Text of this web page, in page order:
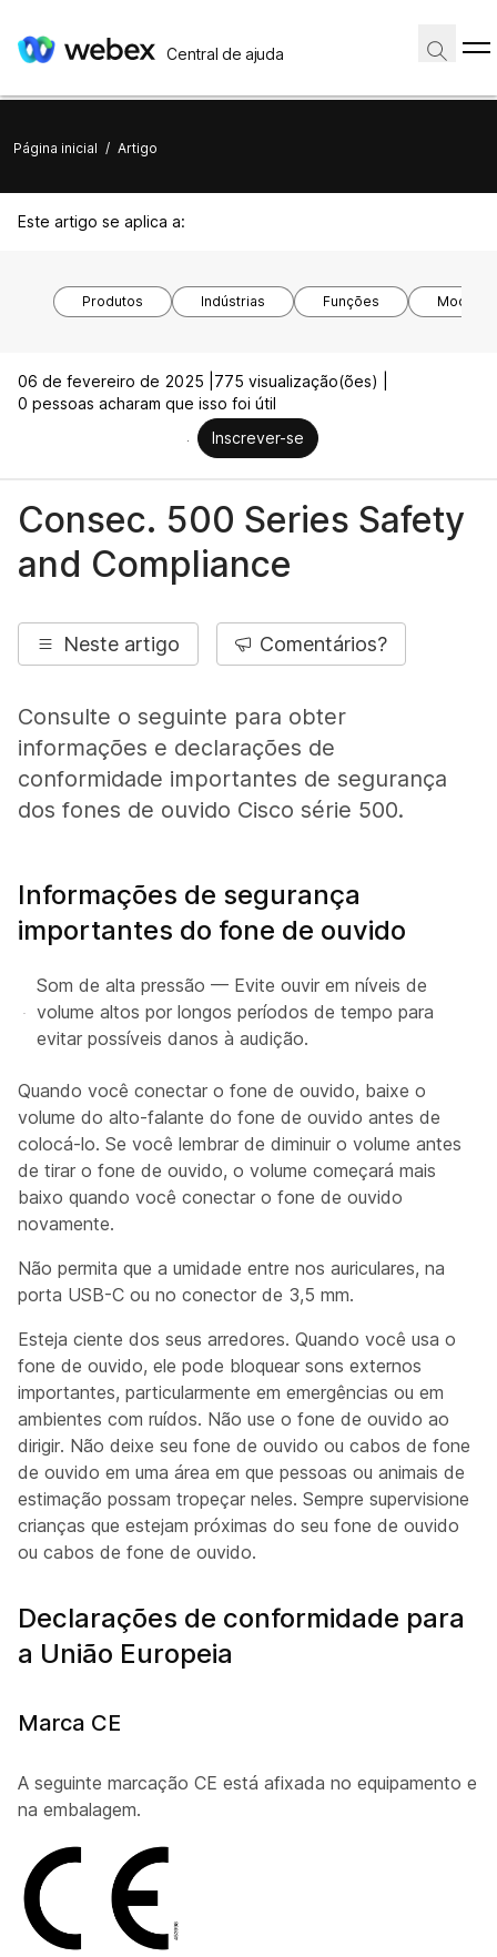
Central de ajuda
Página inicial / Artigo
Este artigo se aplica a:
Produtos Indústrias Funções
06 de fevereiro de 2025 | 775 visualização(ões) |
0 pessoas acharam que isso foi útil
Inscrever-se
Consec. 500 Series Safety
and Compliance
Neste artigo Comentários?
Consulte o seguinte para obter
informações e declarações de
conformidade importantes de segurança
dos fones de ouvido Cisco série 500.
Informações de segurança
importantes do fone de ouvido
Som de alta pressão — Evite ouvir em níveis de
volume altos por longos períodos de tempo para
evitar possíveis danos à audição.
Quando você conectar o fone de ouvido, baixe o
volume do alto-falante do fone de ouvido antes de
colocá-lo. Se você lembrar de diminuir o volume antes
de tirar o fone de ouvido, o volume começará mais
baixo quando você conectar o fone de ouvido
novamente.
Não permita que a umidade entre nos auriculares, na
porta USB-C ou no conector de 3,5 mm.
Esteja ciente dos seus arredores. Quando você usa o
fone de ouvido, ele pode bloquear sons externos
importantes, particularmente em emergências ou em
ambientes com ruídos. Não use o fone de ouvido ao
dirigir. Não deixe seu fone de ouvido ou cabos de fone
de ouvido em uma área em que pessoas ou animais de
estimação possam tropeçar neles. Sempre supervisione
crianças que estejam próximas do seu fone de ouvido
ou cabos de fone de ouvido.
Declarações de conformidade para
a União Europeia
Marca CE
A seguinte marcação CE está afixada no equipamento e
na embalagem.